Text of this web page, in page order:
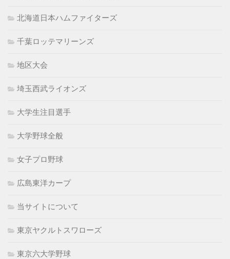
北海道日本ハムファイターズ
千葉ロッテマリーンズ
地区大会
埼玉西武ライオンズ
大学生注目選手
大学野球全般
女子プロ野球
広島東洋カープ
当サイトについて
東京ヤクルトスワローズ
東京六大学野球